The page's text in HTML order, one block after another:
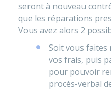
seront à nouveau
que les réparations
Vous avez alors 2
Soit vous
vos frais, puis
pour pouvoir
procès-verbal